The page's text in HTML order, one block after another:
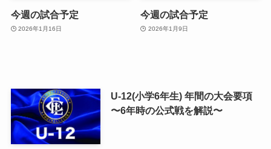
今週の試合予定
2026年1月16日
今週の試合予定
2026年1月9日
U-12(小学6年生) 年間の大会要項
〜6年時の公式戦を解説〜